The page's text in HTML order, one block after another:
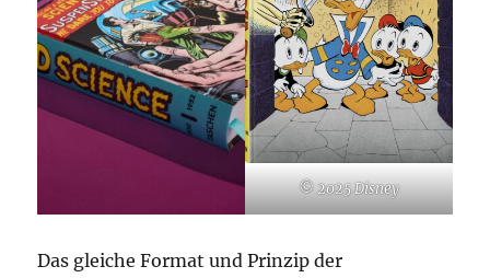
© 2025 Disney
Das gleiche Format und Prinzip der